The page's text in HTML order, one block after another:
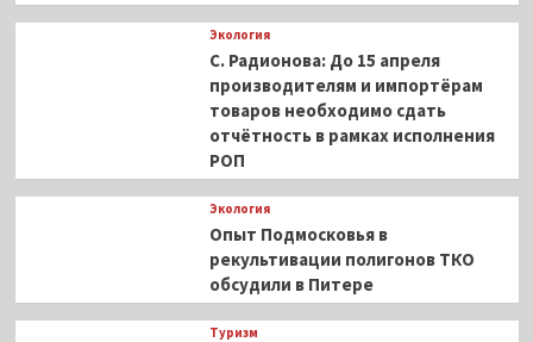
Экология
С. Радионова: До 15 апреля
производителям и импортёрам
товаров необходимо сдать
отчётность в рамках исполнения
РОП
Экология
Опыт Подмосковья в
рекультивации полигонов ТКО
обсудили в Питере
Туризм